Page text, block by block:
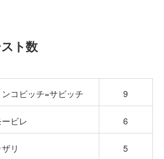
ト数
コビッチ=サビッチ 9
ビレ 6
リ 5